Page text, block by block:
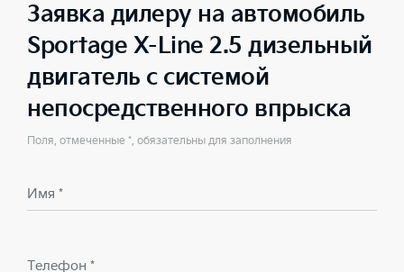
Заявка дилеру на автомобиль
Sportage X-Line 2.5 дизельный
двигатель с системой
непосредственного впрыска
Поля, отмеченные *, обязательны для заполнения
Имя *
Телефон *